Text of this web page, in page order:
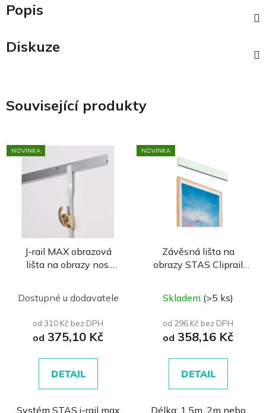
Popis
Diskuze
Související produkty
NOVINKA
J-rail MAX obrazová
lišta na obrazy nos.
Dostupné u dodavatele
od 310 Kč bez DPH
od 375,10 Kč
DETAIL
Systém STAS j-rail max
NOVINKA
Závěsná lišta na
obrazy STAS Cliprail
Skladem (>5 ks)
od 296 Kč bez DPH
od 358,16 Kč
DETAIL
Délka: 1,5m, 2m nebo